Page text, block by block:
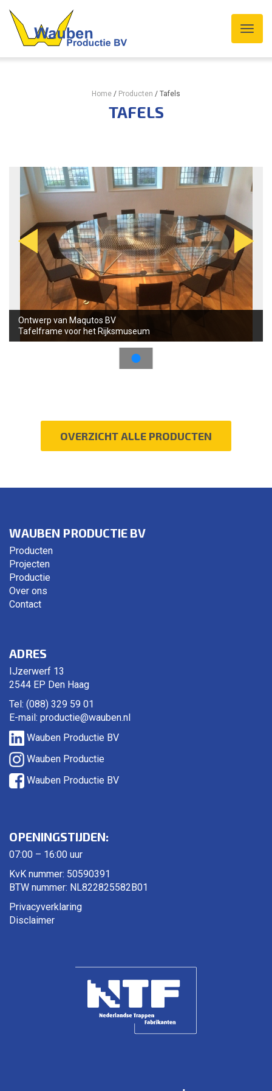
Home / Producten / Tafels
TAFELS
Ontwerp van Maqutos BV
Tafelframe voor het Rijksmuseum
OVERZICHT ALLE PRODUCTEN
WAUBEN PRODUCTIE BV
Producten
Projecten
Productie
Over ons
Contact
ADRES
IJzerwerf 13
2544 EP Den Haag
Tel: (088) 329 59 01
E-mail: productie@wauben.nl
Wauben Productie BV
Wauben Productie
Wauben Productie BV
OPENINGSTIJDEN:
07:00 – 16:00 uur
KvK nummer: 50590391
BTW nummer: NL822825582B01
Privacyverklaring
Disclaimer